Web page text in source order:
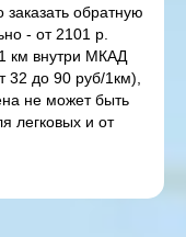
обратную
- от 2101 р.
км внутри МКАД
32 до 90 руб/1км),
не может быть
легковых и от